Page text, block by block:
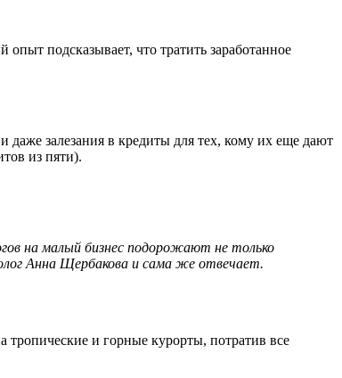
подсказывает, что тратить заработанное
залезания в кредиты для тех, кому их еще дают
из пяти).
на малый бизнес подорожают не только
Анна Щербакова и сама же отвечает.
тропические и горные курорты, потратив все